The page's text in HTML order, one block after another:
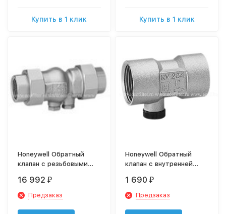
Купить в 1 клик Купить в 1 клик
Honeywell Обратный
клапан с резьбовыми
16 992 ₽
Предзаказ
Honeywell Обратный
клапан с внутренней
1 690 ₽
Предзаказ